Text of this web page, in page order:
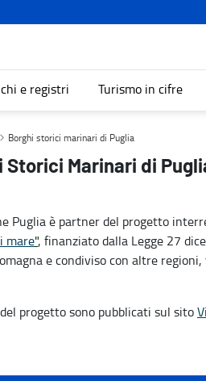
e registri Turismo in cifre
Borghi storici marinari di Puglia
Storici Marinari di
Puglia è partner del progetto
mare", finanziato dalla Legge 27
e condiviso con altre
progetto sono pubblicati sul sito